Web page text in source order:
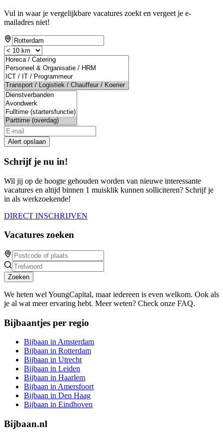
Vul in waar je vergelijkbare vacatures zoekt en vergeet je e-
mailadres niet!
Alert opslaan
Schrijf je nu in!
Wil jij op de hoogte gehouden worden van nieuwe interessante
vacatures en altijd binnen 1 muisklik kunnen solliciteren? Schrijf je
in als werkzoekende!
DIRECT INSCHRIJVEN
Vacatures zoeken
Zoeken
We heten wel YoungCapital, maar iedereen is even welkom. Ook als
je al wat meer ervaring hebt. Meer weten? Check onze FAQ.
Bijbaantjes per regio
Bijbaan in Amsterdam
Bijbaan in Rotterdam
Bijbaan in Utrecht
Bijbaan in Leiden
Bijbaan in Haarlem
Bijbaan in Amersfoort
Bijbaan in Den Haag
Bijbaan in Eindhoven
Bijbaan.nl